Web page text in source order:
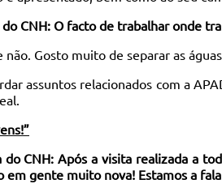
CNH: O facto de trabalhar onde
não. Gosto muito de separar as
assuntos relacionados com a
CNH: Após a visita realizada a
em gente muito nova! Estamos a